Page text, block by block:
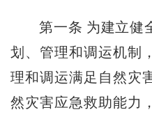
第一条 为建立健
划、管理和调运机制
理和调运满足自然灾
然灾害应急救助能力